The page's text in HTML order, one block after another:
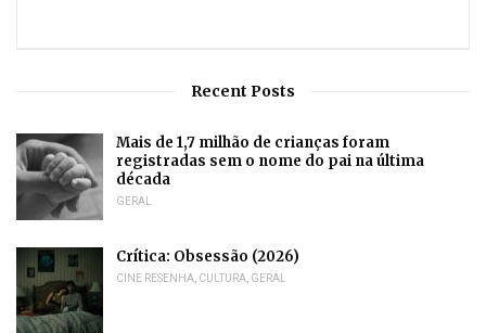
Recent Posts
Mais de 1,7 milhão de crianças foram
registradas sem o nome do pai na última
década
GERAL
Crítica: Obsessão (2026)
CINE RESENHA, CULTURA, GERAL